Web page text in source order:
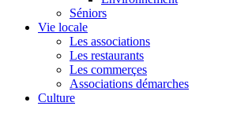
Séniors
Vie locale
Les associations
Les restaurants
Les commerçes
Associations démarches
Culture